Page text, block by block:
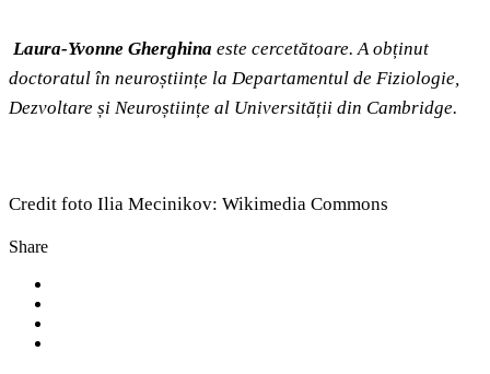
Laura-Yvonne Gherghina este cercetătoare. A obținut
doctoratul în neuroștiințe la Departamentul de Fiziologie,
Dezvoltare și Neuroștiințe al Universității din Cambridge.
Credit foto Ilia Mecinikov: Wikimedia Commons
Share